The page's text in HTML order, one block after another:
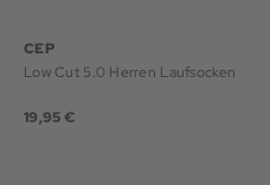
CEP
Low Cut 5.0 Herren Laufsocken
19,95 €